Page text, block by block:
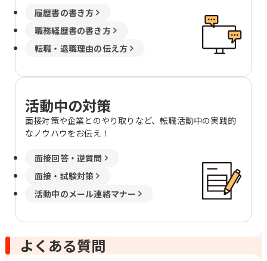
履歴書の書き方
職務経歴書の書き方
転職・退職理由の伝え方
活動中の対策
面接対策や企業とのやり取りなど、転職活動中の実践的
なノウハウをお伝え！
面接回答・逆質問
面接・試験対策
活動中のメール連絡マナー
よくある質問